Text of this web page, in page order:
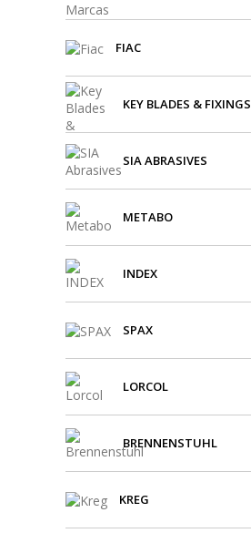
FIAC
KEY BLADES & FIXINGS
SIA ABRASIVES
METABO
INDEX
SPAX
LORCOL
BRENNENSTUHL
KREG